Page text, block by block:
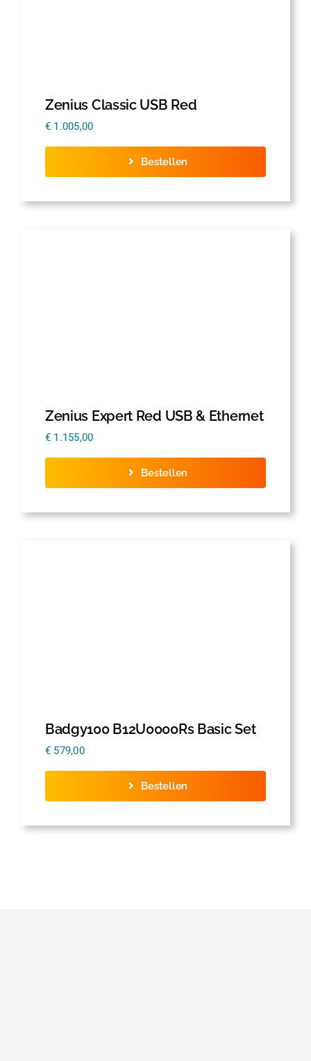
Zenius Classic USB Red
€ 1.005,00
Bestellen
Zenius Expert Red USB & Ethernet
€ 1.155,00
Bestellen
Badgy100 B12U0000Rs Basic Set
€ 579,00
Bestellen